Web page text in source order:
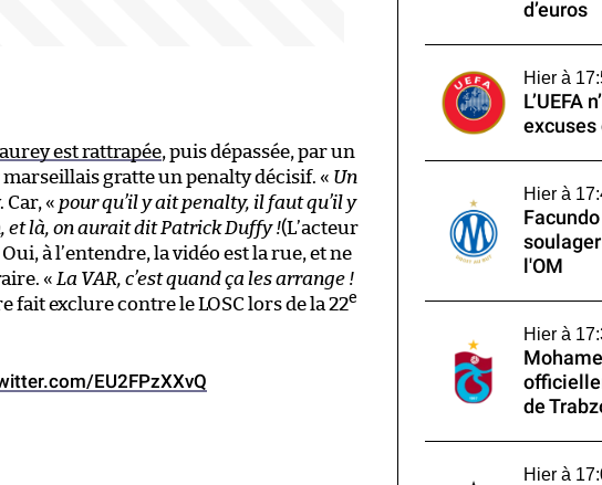
est rattrapée, puis dépassée, par un
gratte un penalty décisif. « Un
Car, « pour qu’il y ait penalty, il faut qu’il y
et là, on aurait dit Patrick Duffy !(L’acteur
Oui, à l’entendre, la vidéo est la rue, et ne
« La VAR, c’est quand ça les arrange !
fait exclure contre le LOSC lors de la 22e
EU2FPzXXvQ
d’euros
Hier à
L’UEFA
excuses
Hier à
l'OM
Hier à
de
Hier à